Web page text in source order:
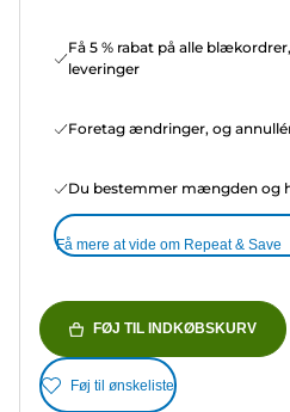
Få 5 % rabat på alle
leveringer
Foretag ændringer, og
Du bestemmer mængden og
Få mere at vide om Repeat & Save
FØJ TIL INDKØBSKURV
Føj til ønskeliste